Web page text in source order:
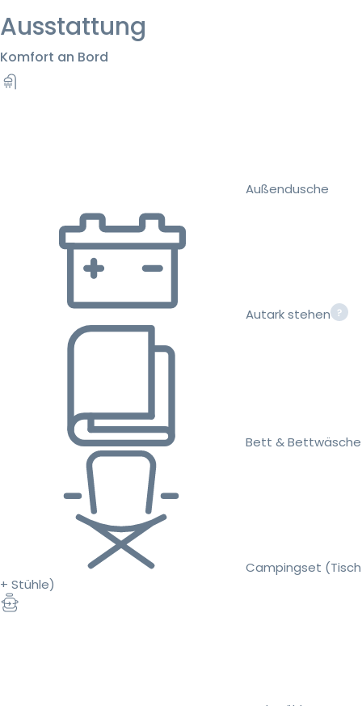
Ausstattung
Komfort an Bord
Außendusche
Autark stehen
Bett & Bettwäsche
Campingset (Tisch
+ Stühle)